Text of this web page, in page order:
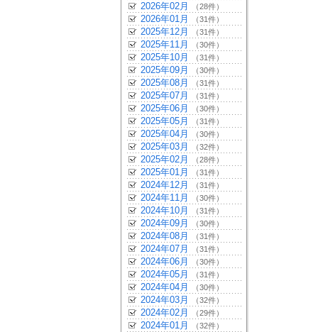
2026年02月 （28件）
2026年01月 （31件）
2025年12月 （31件）
2025年11月 （30件）
2025年10月 （31件）
2025年09月 （30件）
2025年08月 （31件）
2025年07月 （31件）
2025年06月 （30件）
2025年05月 （31件）
2025年04月 （30件）
2025年03月 （32件）
2025年02月 （28件）
2025年01月 （31件）
2024年12月 （31件）
2024年11月 （30件）
2024年10月 （31件）
2024年09月 （30件）
2024年08月 （31件）
2024年07月 （31件）
2024年06月 （30件）
2024年05月 （31件）
2024年04月 （30件）
2024年03月 （32件）
2024年02月 （29件）
2024年01月 （32件）